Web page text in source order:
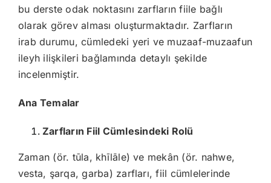
bu derste odak noktasını zarfların fiile bağlı
olarak görev alması oluşturmaktadır. Zarfların
irab durumu, cümledeki yeri ve muzaaf-muzaafun
ileyh ilişkileri bağlamında detaylı şekilde
incelenmiştir.
Ana Temalar
Zarfların Fiil Cümlesindeki Rolü
Zaman (ör. tūla, khīlāle) ve mekân (ör. nahwe,
vesta, şarqa, garba) zarfları, fiil cümlelerinde